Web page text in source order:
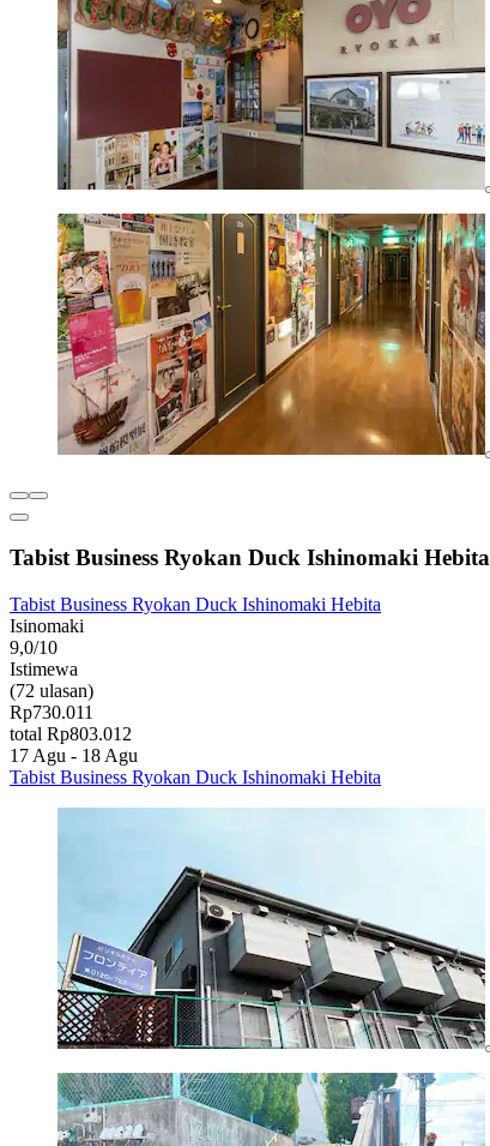
Tabist Business Ryokan Duck Ishinomaki Hebita
Tabist Business Ryokan Duck Ishinomaki Hebita
Isinomaki
9,0/10
Istimewa
(72 ulasan)
Rp730.011
total Rp803.012
17 Agu - 18 Agu
Tabist Business Ryokan Duck Ishinomaki Hebita